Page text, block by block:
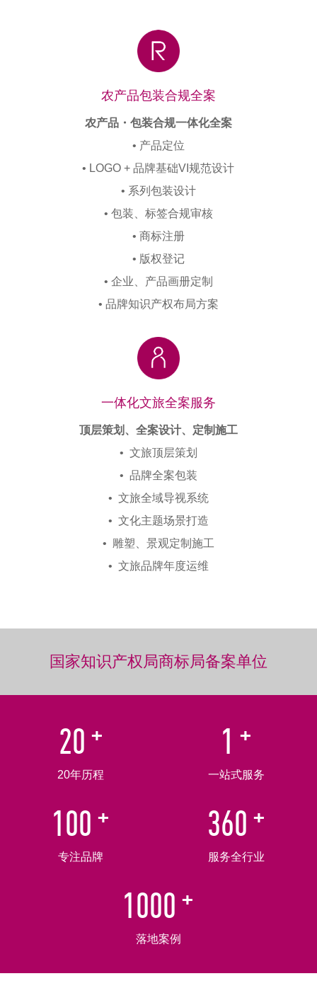
农产品包装合规全案
农产品・包装合规一体化全案
• 产品定位
• LOGO + 品牌基础VI规范设计
• 系列包装设计
• 包装、标签合规审核
• 商标注册
• 版权登记
• 企业、产品画册定制
• 品牌知识产权布局方案
一体化文旅全案服务
顶层策划、全案设计、定制施工
• 文旅顶层策划
• 品牌全案包装
• 文旅全域导视系统
• 文化主题场景打造
•
雕塑、景观定制施工
• 文旅品牌年度运维
国家知识产权局商标局备案单位
20 +
20年历程
1 +
一站式服务
100 +
专注品牌
360 +
服务全行业
1000 +
落地案例